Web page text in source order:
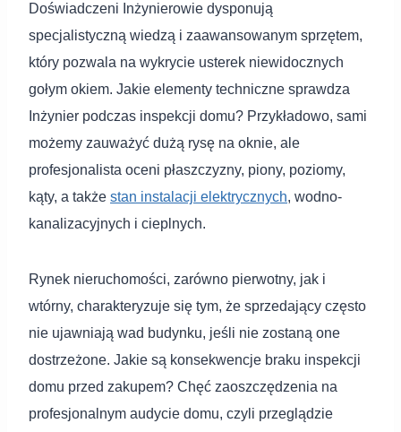
Doświadczeni Inżynierowie dysponują
specjalistyczną wiedzą i zaawansowanym sprzętem,
który pozwala na wykrycie usterek niewidocznych
gołym okiem. Jakie elementy techniczne sprawdza
Inżynier podczas inspekcji domu? Przykładowo, sami
możemy zauważyć dużą rysę na oknie, ale
profesjonalista oceni płaszczyzny, piony, poziomy,
kąty, a także stan instalacji elektrycznych, wodno-
kanalizacyjnych i cieplnych.
Rynek nieruchomości, zarówno pierwotny, jak i
wtórny, charakteryzuje się tym, że sprzedający często
nie ujawniają wad budynku, jeśli nie zostaną one
dostrzeżone. Jakie są konsekwencje braku inspekcji
domu przed zakupem? Chęć zaoszczędzenia na
profesjonalnym audycie domu, czyli przeglądzie